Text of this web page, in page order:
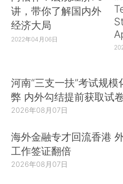
讲，带你了解国内外
经济大局
2022年04月06日
河南“三支一扶”考试规模
弊 内外勾结提前获取试
2026年08月07日
海外金融专才回流香港
工作签证翻倍
2026年08月07日